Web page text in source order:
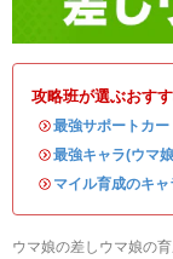
攻略班が選ぶおす
・最強サポートカ
・最強キャラ(ウマ
・ マイル育成のキ
ウマ娘の差しウマ娘の